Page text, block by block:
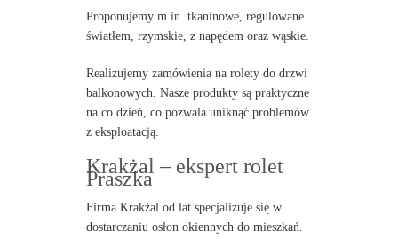
Proponujemy m.in. tkaninowe, regulowane
światłem, rzymskie, z napędem oraz wąskie.
Realizujemy zamówienia na rolety do drzwi
balkonowych. Nasze produkty są praktyczne
na co dzień, co pozwala uniknąć problemów
z eksploatacją.
Krakżal – ekspert rolet
Praszka
Firma Krakżal od lat specjalizuje się w
dostarczaniu osłon okiennych do mieszkań.